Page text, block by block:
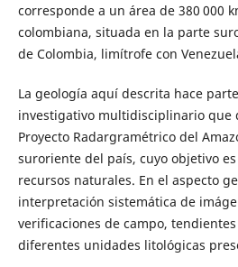
corresponde a un área de 380 000
colombiana, situada en la parte
de Colombia, limítrofe con
La geología aquí descrita hace
investigativo multidisciplinario que
Proyecto Radargramétrico del
suroriente del país, cuyo objetivo
recursos naturales. En el aspecto
interpretación sistemática de
verificaciones de campo,
diferentes unidades litológicas